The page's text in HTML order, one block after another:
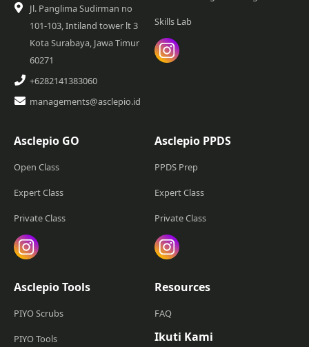
Jl. Panglima Sudirman no
101-103, Intiland tower lt 3
Kota Surabaya, Jawa Timur
60271
+6282141383060
managements@asclepio.id
Skills Lab
Asclepio GO
Open Class
Expert Class
Private Class
Asclepio PPDS
PPDS Prep
Expert Class
Private Class
Asclepio Tools
PIYO Scrubs
PIYO Tools
Resources
FAQ
Ikuti Kami